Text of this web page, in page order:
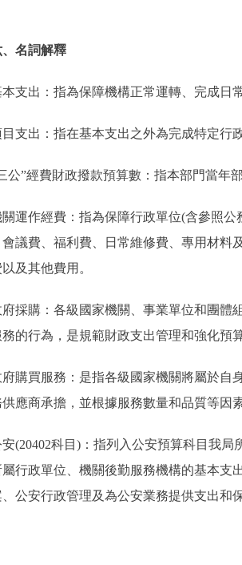
、名詞解釋
出：指為保障機構正常運轉、完成日
出：指在基本支出之外為完成特定行
”經費財政撥款預算數：指本部門當年部
作經費：指為保障行政單位(含參照公
議費、福利費、日常維修費、專用材料
及其他費用。
購：各級國家機關、事業單位和團體組
的行為，是規範財政支出管理和強化預
買服務：是指各級國家機關將屬於自身
供應商承擔，並根據服務數量和品質等因
科目)：指列入公安預算科目我局
行政單位、機關後勤服務機構的基本支
公安行政管理及為公安業務提供支出和